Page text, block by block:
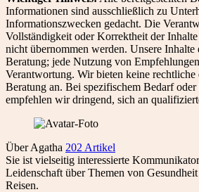
Informationen sind ausschließlich zu
Informationszwecken gedacht. Die
Vollständigkeit oder Korrektheit der
nicht übernommen werden. Unsere Inhalte
Beratung; jede Nutzung von
Verantwortung. Wir bieten keine rechtliche
Beratung an. Bei spezifischem Bedarf oder
empfehlen wir dringend, sich an
Über Agatha 202 Artikel
Sie ist vielseitig interessierte
Leidenschaft über Themen von
Reisen.